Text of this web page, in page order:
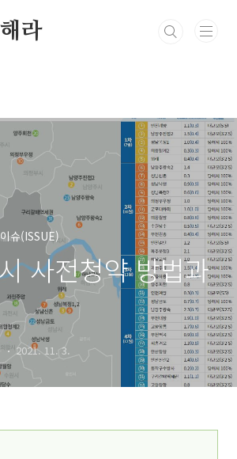
라
슈(ISSUE)
사전청약 방법과
2021. 11. 3.